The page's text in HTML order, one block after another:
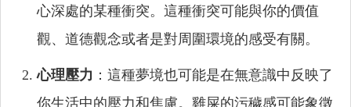
心深處的某種衝突。這種衝突可能與你的價值
觀、道德觀念或者是對周圍環境的感受有關。
心理壓力 ：這種夢境也可能是在無意識中反映了
你生活中的壓力和焦慮。雞屎的污穢感可能象徵